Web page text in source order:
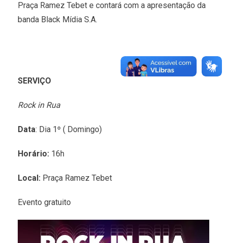
Praça Ramez Tebet e contará com a apresentação da
banda Black Mídia S.A.
SERVIÇO
Rock in Rua
Data: Dia 1º ( Domingo)
Horário: 16h
Local: Praça Ramez Tebet
Evento gratuito